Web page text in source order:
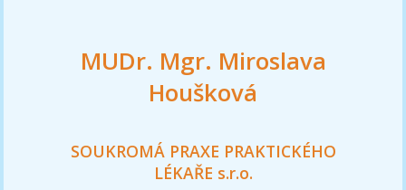
MUDr. Mgr. Miroslava
Houšková
SOUKROMÁ PRAXE PRAKTICKÉHO
LÉKAŘE s.r.o.